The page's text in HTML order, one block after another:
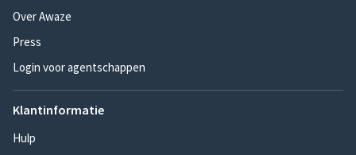
Over Awaze
Press
Login voor agentschappen
Klantinformatie
Hulp